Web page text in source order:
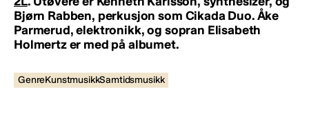
Bjørn Rabben, perkusjon som Cikada Duo. Åke
Parmerud, elektronikk, og sopran Elisabeth
Holmertz er med på albumet.
GenreKunstmusikkSamtidsmusikk